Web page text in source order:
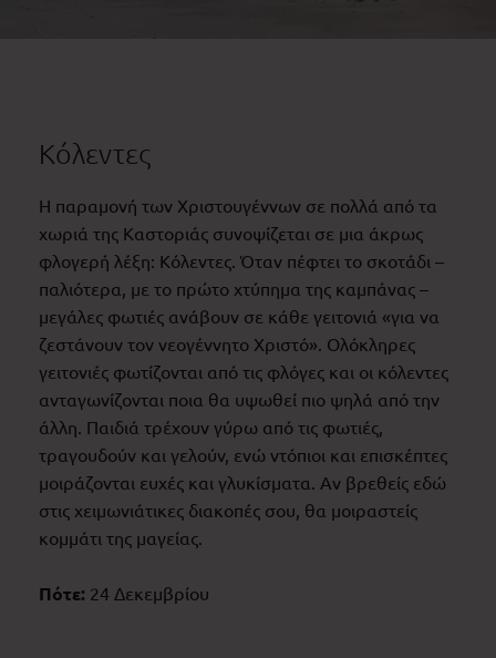
Κόλεντες
Η παραμονή των Χριστουγέννων σε πολλά από τα
χωριά της Καστοριάς συνοψίζεται σε μια άκρως
φλογερή λέξη: Κόλεντες. Όταν πέφτει το σκοτάδι –
παλιότερα, με το πρώτο χτύπημα της καμπάνας –
μεγάλες φωτιές ανάβουν σε κάθε γειτονιά «για να
ζεστάνουν τον νεογέννητο Χριστό». Ολόκληρες
γειτονιές φωτίζονται από τις φλόγες και οι κόλεντες
ανταγωνίζονται ποια θα υψωθεί πιο ψηλά από την
άλλη. Παιδιά τρέχουν γύρω από τις φωτιές,
τραγουδούν και γελούν, ενώ ντόπιοι και επισκέπτες
μοιράζονται ευχές και γλυκίσματα. Αν βρεθείς εδώ
στις χειμωνιάτικες διακοπές σου, θα μοιραστείς
κομμάτι της μαγείας.
Πότε: 24 Δεκεμβρίου